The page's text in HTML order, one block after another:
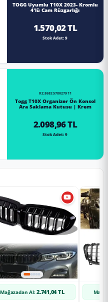
TOGG Uyumlu T10X 2023- Kromlu
4'lü Cam Rüzgarlığı
1.570,02 TL
Stok Adet: 9
RZ.8682578027911
Togg T10X Organizer Ön Konsol
Ara Saklama Kutusu | Krem
2.098,96 TL
Stok Adet: 9
Mağazadan Al: 2.741,04 TL